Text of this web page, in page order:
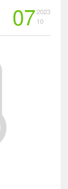
072023
10